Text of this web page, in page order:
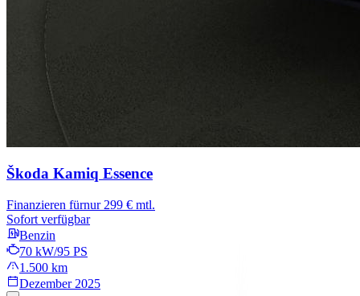
Škoda Kamiq Essence
Finanzieren fürnur 299 € mtl.
Sofort verfügbar
Benzin
70 kW/95 PS
1.500 km
Dezember 2025